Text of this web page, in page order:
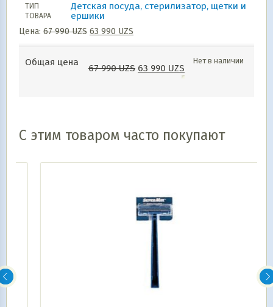
ТИП
ТОВАРА
Детская посуда, стерилизатор, щетки и
ершики
Цена: 67 990UZS 63 990 UZS
Общая цена
67 990UZS 63 990 UZS
Нет в наличии
С этим товаром часто покупают